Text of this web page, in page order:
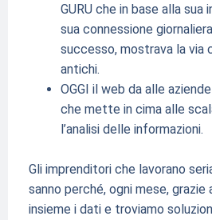
GURU che in base alla sua
sua connessione
successo, mostrava la via
antichi.
OGGI il web da alle
che mette in cima alle
l’analisi delle informazioni.
Gli imprenditori che lavorano
sanno perché, ogni mese, grazie
insieme i dati e troviamo